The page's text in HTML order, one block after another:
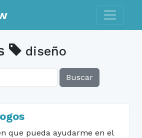
Toggle
diseño
Buscar
que pueda ayudarme en el